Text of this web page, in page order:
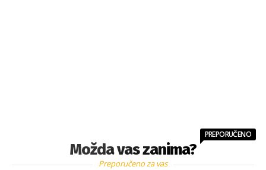
Možda vas zanima?
PREPORUČENO
Preporučeno za vas